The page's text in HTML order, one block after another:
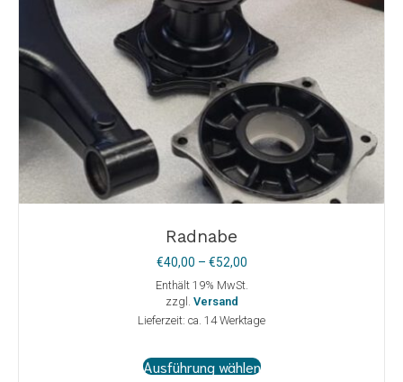
Radnabe
€40,00 – €52,00Preisspanne:
Enthält 19% MwSt.
zzgl. Versand
Lieferzeit: ca. 14 Werktage
Ausführung wählenProdukt